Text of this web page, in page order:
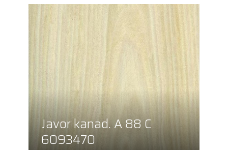
Javor kanad. A 88 C
6093470